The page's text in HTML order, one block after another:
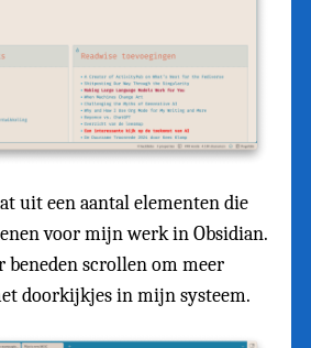
uit een aantal elementen die
voor mijn werk in Obsidian.
beneden scrollen om meer
doorkijkjes in mijn systeem.